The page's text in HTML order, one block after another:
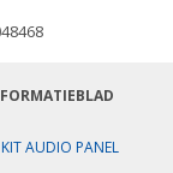
AUDIO PANEL